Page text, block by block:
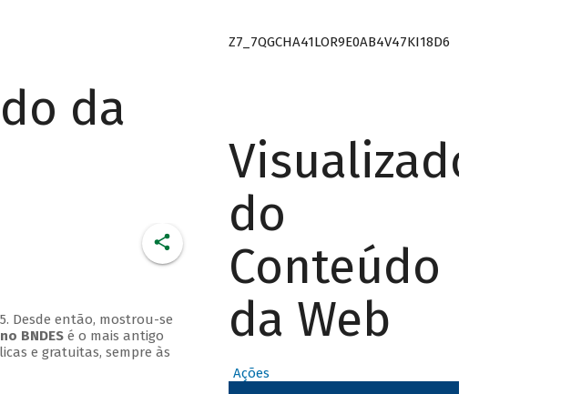
da
Desde então, mostrou-se
BNDESé o mais antigo
e gratuitas, sempre às
Z7_7QGCHA41LOR9E0AB4V47KI18D6
Visualizador
do
Conteúdo
da Web
Ações